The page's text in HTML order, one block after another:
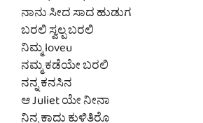
ನಾನು ಸೀದ ಸಾದ ಹುಡುಗ
ಬರಲಿ ಸ್ವಲ್ಪ ಬರಲಿ
ನಿಮ್ಮ loveu
ನಮ್ಮ ಕಡೆಯೇ ಬರಲಿ
ನನ್ನ ಕನಸಿನ
ಆ Juliet ಯೇ ನೀನಾ